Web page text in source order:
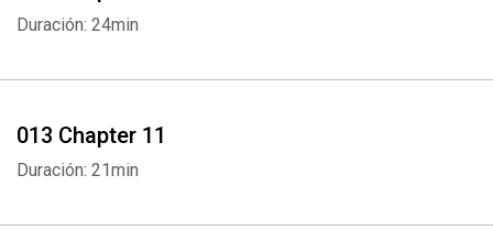
Duración: 24min
013 Chapter 11
Duración: 21min